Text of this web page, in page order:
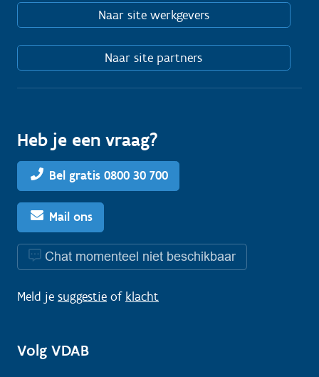
Naar site werkgevers
Naar site partners
Heb je een vraag?
Bel gratis 0800 30 700
Mail ons
Chat momenteel niet beschikbaar
Meld je suggestie of klacht
Volg VDAB